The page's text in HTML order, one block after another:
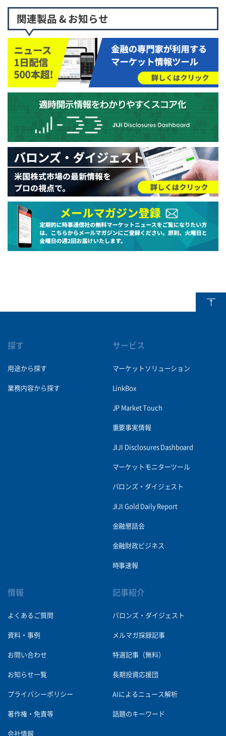
関連製品 & お知らせ
探す
用途から探す
業務内容から探す
サービス
マーケットソリューション
LinkBox
JP Market Touch
重要事実情報
JIJI Disclosures Dashboard
マーケットモニターツール
バロンズ・ダイジェスト
JIJI Gold Daily Report
金融懇話会
金融財政ビジネス
時事速報
情報
よくあるご質問
資料・事例
お問い合わせ
お知らせ一覧
プライバシーポリシー
著作権・免責等
会社情報
記事紹介
バロンズ・ダイジェスト
メルマガ採録記事
特選記事（無料）
長期投資応援団
AIによるニュース解析
話題のキーワード